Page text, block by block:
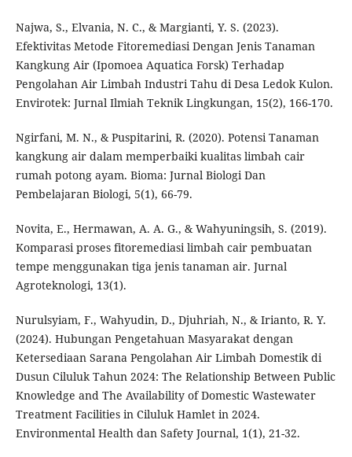
Najwa, S., Elvania, N. C., & Margianti, Y. S. (2023).
Efektivitas Metode Fitoremediasi Dengan Jenis Tanaman
Kangkung Air (Ipomoea Aquatica Forsk) Terhadap
Pengolahan Air Limbah Industri Tahu di Desa Ledok Kulon.
Envirotek: Jurnal Ilmiah Teknik Lingkungan, 15(2), 166-170.
Ngirfani, M. N., & Puspitarini, R. (2020). Potensi Tanaman
kangkung air dalam memperbaiki kualitas limbah cair
rumah potong ayam. Bioma: Jurnal Biologi Dan
Pembelajaran Biologi, 5(1), 66-79.
Novita, E., Hermawan, A. A. G., & Wahyuningsih, S. (2019).
Komparasi proses fitoremediasi limbah cair pembuatan
tempe menggunakan tiga jenis tanaman air. Jurnal
Agroteknologi, 13(1).
Nurulsyiam, F., Wahyudin, D., Djuhriah, N., & Irianto, R. Y.
(2024). Hubungan Pengetahuan Masyarakat dengan
Ketersediaan Sarana Pengolahan Air Limbah Domestik di
Dusun Ciluluk Tahun 2024: The Relationship Between Public
Knowledge and The Availability of Domestic Wastewater
Treatment Facilities in Ciluluk Hamlet in 2024.
Environmental Health dan Safety Journal, 1(1), 21-32.